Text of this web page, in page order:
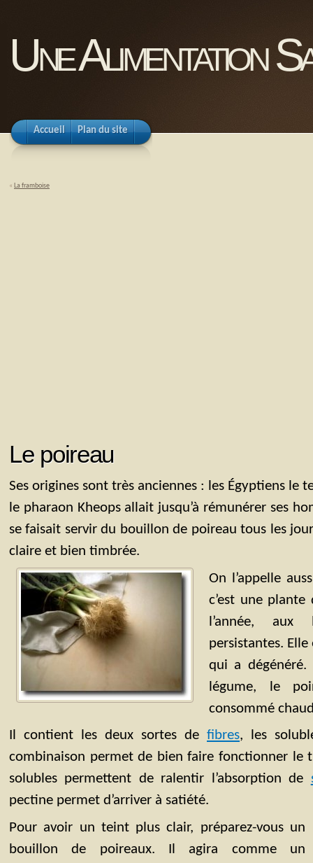
Une Alimentation
Accueil Plan du site
« La framboise
Le poireau
Ses origines sont très anciennes : les Égyptiens le
le pharaon Kheops allait jusqu’à rémunérer ses
se faisait servir du bouillon de poireau tous les
claire et bien timbrée.
On l’appelle
c’est une
l’année, aux
persistantes. Elle
qui a dégénéré.
légume, le
consommé
Il contient les deux sortes de fibres, les
combinaison permet de bien faire fonctionner le
solubles permettent de ralentir l’absorption de
pectine permet d’arriver à satiété.
Pour avoir un teint plus clair, préparez-vous un
bouillon de poireaux. Il agira comme un